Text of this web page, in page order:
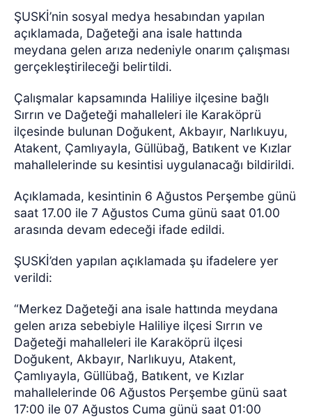
ŞUSKİ’nin sosyal medya hesabından yapılan
açıklamada, Dağeteği ana isale hattında
meydana gelen arıza nedeniyle onarım çalışması
gerçekleştirileceği belirtildi.
Çalışmalar kapsamında Haliliye ilçesine bağlı
Sırrın ve Dağeteği mahalleleri ile Karaköprü
ilçesinde bulunan Doğukent, Akbayır, Narlıkuyu,
Atakent, Çamlıyayla, Güllübağ, Batıkent ve Kızlar
mahallelerinde su kesintisi uygulanacağı bildirildi.
Açıklamada, kesintinin 6 Ağustos Perşembe günü
saat 17.00 ile 7 Ağustos Cuma günü saat 01.00
arasında devam edeceği ifade edildi.
ŞUSKİ’den yapılan açıklamada şu ifadelere yer
verildi:
“Merkez Dağeteği ana isale hattında meydana
gelen arıza sebebiyle Haliliye ilçesi Sırrın ve
Dağeteği mahalleleri ile Karaköprü ilçesi
Doğukent, Akbayır, Narlıkuyu, Atakent,
Çamlıyayla, Güllübağ, Batıkent, ve Kızlar
mahallelerinde 06 Ağustos Perşembe günü saat
17:00 ile 07 Ağustos Cuma günü saat 01:00